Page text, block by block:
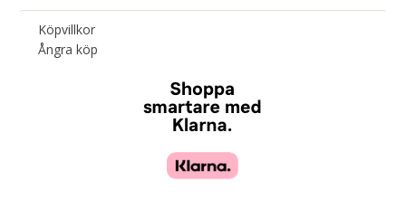
Köpvillkor
Ångra köp